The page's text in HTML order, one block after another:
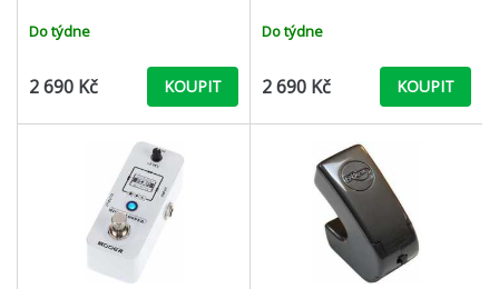
Do týdne
2 690 Kč KOUPIT
zlehka rozladěný, chorusový
charakter. Mem
Do týdne
2 690 Kč KOUPIT